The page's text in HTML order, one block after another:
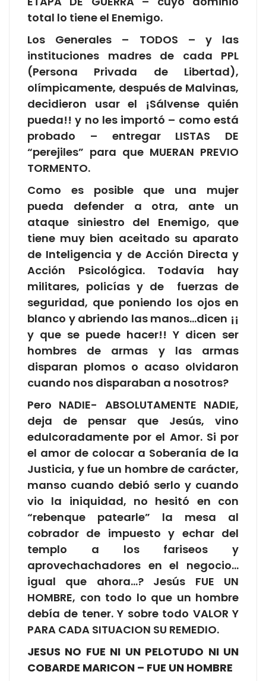
total lo tiene el Enemigo.
Los Generales – TODOS – y las
instituciones madres de cada PPL
(Persona Privada de Libertad),
olímpicamente, después de Malvinas,
decidieron usar el ¡Sálvense quién
pueda!! y no les importó – como está
probado – entregar LISTAS DE
“perejiles” para que MUERAN PREVIO
TORMENTO.
Como es posible que una mujer
pueda defender a otra, ante un
ataque siniestro del Enemigo, que
tiene muy bien aceitado su aparato
de Inteligencia y de Acción Directa y
Acción Psicológica. Todavía hay
militares, policías y de fuerzas de
seguridad, que poniendo los ojos en
blanco y abriendo las manos…dicen ¡¡
y que se puede hacer!! Y dicen ser
hombres de armas y las armas
disparan plomos o acaso olvidaron
cuando nos disparaban a nosotros?
Pero NADIE- ABSOLUTAMENTE NADIE,
deja de pensar que Jesús, vino
edulcoradamente por el Amor. Si por
el amor de colocar a Soberanía de la
Justicia, y fue un hombre de carácter,
manso cuando debió serlo y cuando
vio la iniquidad, no hesitó en con
“rebenque patearle” la mesa al
cobrador de impuesto y echar del
templo a los fariseos y
aprovechachadores en el negocio…
igual que ahora…? Jesús FUE UN
HOMBRE, con todo lo que un hombre
debía de tener. Y sobre todo VALOR Y
PARA CADA SITUACION SU REMEDIO.
JESUS NO FUE NI UN PELOTUDO NI UN
COBARDE MARICON – FUE UN HOMBRE